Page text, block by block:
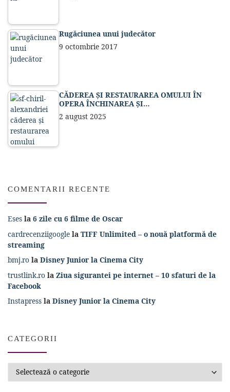
Rugăciunea unui judecător
9 octombrie 2017
CĂDEREA ȘI RESTAURAREA OMULUI ÎN
OPERA ÎNCHINAREA ȘI…
2 august 2025
COMENTARII RECENTE
Eses la 6 zile cu 6 filme de Oscar
cardrecenziigoogle la TIFF Unlimited – o nouă platformă de
streaming
bmj.ro la Disney Junior la Cinema City
trustlink.ro la Ziua sigurantei pe internet – 10 sfaturi de la
Facebook
Instapress la Disney Junior la Cinema City
CATEGORII